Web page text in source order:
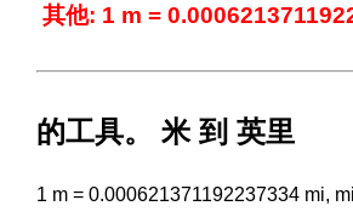
其他: 1 m =
的工具。 米 到 英里
1 m = 0.000621371192237334 mi,